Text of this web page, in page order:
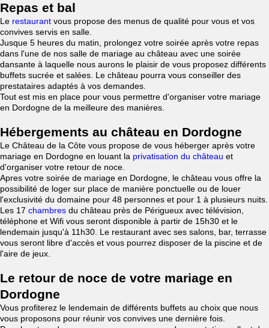
Repas et bal
Le restaurant vous propose des menus de qualité pour vous et vos
convives servis en salle.
Jusque 5 heures du matin, prolongez votre soirée après votre repas
dans l'une de nos salle de mariage au château avec une soirée
dansante à laquelle nous aurons le plaisir de vous proposez différents
buffets sucrée et salées. Le château pourra vous conseiller des
prestataires adaptés à vos demandes.
Tout est mis en place pour vous permettre d'organiser votre mariage
en Dordogne de la meilleure des manières.
Hébergements au château en Dordogne
Le Château de la Côte vous propose de vous héberger après votre
mariage en Dordogne en louant la privatisation du château et
d'organiser votre retour de noce.
Apres votre soirée de mariage en Dordogne, le château vous offre la
possibilité de loger sur place de manière ponctuelle ou de louer
l'exclusivité du domaine pour 48 personnes et pour 1 à plusieurs nuits.
Les 17 chambres du château près de Périgueux avec télévision,
téléphone et Wifi vous seront disponible à partir de 15h30 et le
lendemain jusqu'à 11h30. Le restaurant avec ses salons, bar, terrasse
vous seront libre d'accès et vous pourrez disposer de la piscine et de
l'aire de jeux.
Le retour de noce de votre mariage en
Dordogne
Vous profiterez le lendemain de différents buffets au choix que nous
vous proposons pour réunir vos convives une dernière fois.